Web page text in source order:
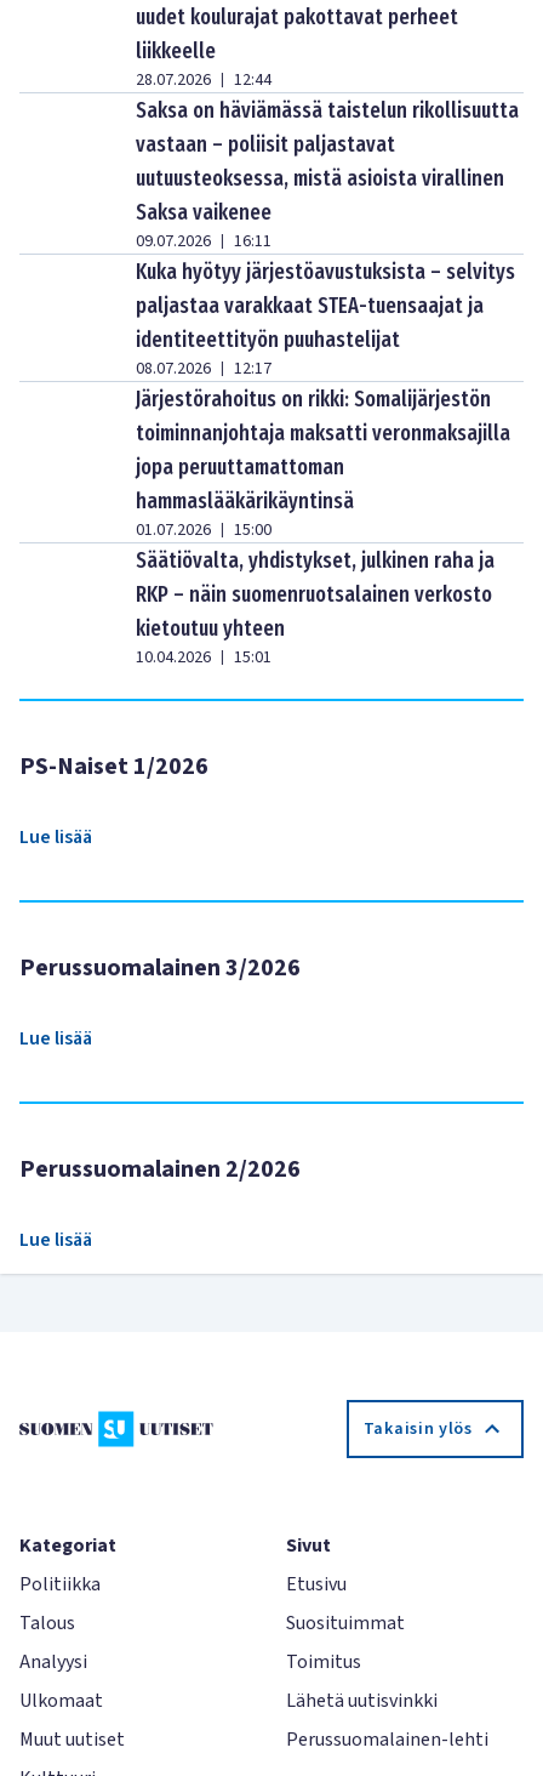
uudet koulurajat pakottavat perheet
liikkeelle
28.07.2026 | 12:44
Saksa on häviämässä taistelun rikollisuutta
vastaan – poliisit paljastavat
uutuusteoksessa, mistä asioista virallinen
Saksa vaikenee
09.07.2026 | 16:11
Kuka hyötyy järjestöavustuksista – selvitys
paljastaa varakkaat STEA-tuensaajat ja
identiteettityön puuhastelijat
08.07.2026 | 12:17
Järjestörahoitus on rikki: Somalijärjestön
toiminnanjohtaja maksatti veronmaksajilla
jopa peruuttamattoman
hammaslääkärikäyntinsä
01.07.2026 | 15:00
Säätiövalta, yhdistykset, julkinen raha ja
RKP – näin suomenruotsalainen verkosto
kietoutuu yhteen
10.04.2026 | 15:01
PS-Naiset 1/2026
Lue lisää
Perussuomalainen 3/2026
Lue lisää
Perussuomalainen 2/2026
Lue lisää
Takaisin ylös
Kategoriat
Politiikka
Talous
Analyysi
Ulkomaat
Muut uutiset
Sivut
Etusivu
Suosituimmat
Toimitus
Lähetä uutisvinkki
Perussuomalainen-lehti